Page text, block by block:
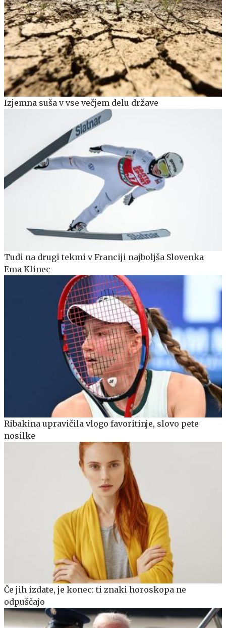
Izjemna suša v vse večjem delu države
Tudi na drugi tekmi v Franciji najboljša Slovenka
Ema Klinec
Ribakina upravičila vlogo favoritinje, slovo pete
nosilke
Če jih izdate, je konec: ti znaki horoskopa ne
odpuščajo